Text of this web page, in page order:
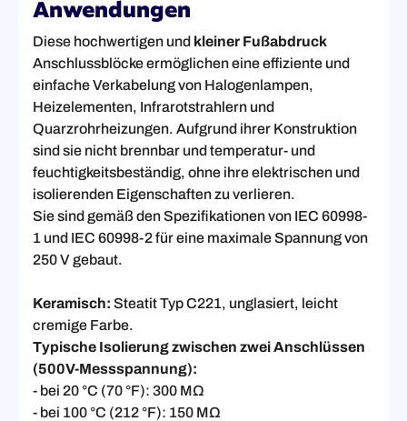
Anwendungen
Diese hochwertigen und kleiner Fußabdruck
Anschlussblöcke ermöglichen eine effiziente und
einfache Verkabelung von Halogenlampen,
Heizelementen, Infrarotstrahlern und
Quarzrohrheizungen. Aufgrund ihrer Konstruktion
sind sie nicht brennbar und temperatur- und
feuchtigkeitsbeständig, ohne ihre elektrischen und
isolierenden Eigenschaften zu verlieren.
Sie sind gemäß den Spezifikationen von IEC 60998-
1 und IEC 60998-2 für eine maximale Spannung von
250 V gebaut.
Keramisch: Steatit Typ C221, unglasiert, leicht
cremige Farbe.
Typische Isolierung zwischen zwei Anschlüssen
(500V-Messspannung):
- bei 20 °C (70 °F): 300 MΩ
- bei 100 °C (212 °F): 150 MΩ